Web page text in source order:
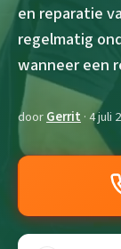
en reparatie
regelmatig
wanneer een
doorGerrit · 4 juli